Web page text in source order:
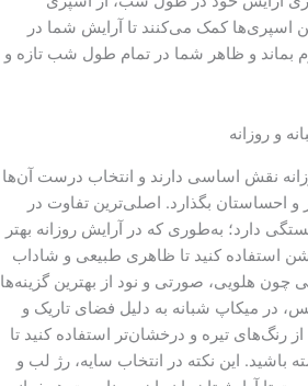
اسپری‌ها کمک می‌کنند تا آرایش شما در
بماند و ظاهر شما در تمام طول شب تازه و
و روزانه
نقش اساسی دارند و انتخاب درست آن‌ها
و احساستان بگذارد. اصلی‌ترین تفاوت در
دارد؛ به‌طوری که در آرایش روزانه بهتر
استفاده کنید تا ظاهری طبیعی و شاداب
چون هلویی، صورتی و نود از بهترین گزینه‌ها
در میکاپ شبانه به دلیل فضای تاریک و
رنگ‌های تیره و درخشان‌تر استفاده کنید تا
باشید. این نکته در انتخاب سایه، رژ لب و